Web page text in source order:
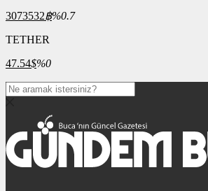
3073532฿%0.7
TETHER
47.54$%0